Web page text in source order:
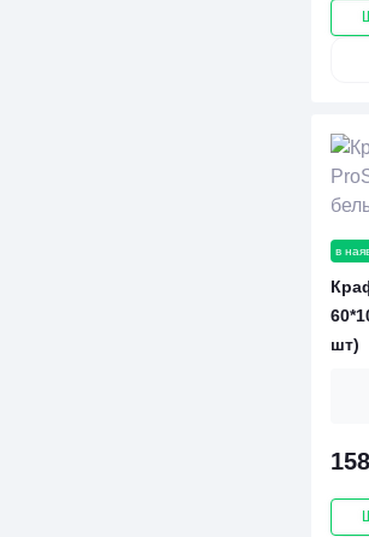
в
шт)